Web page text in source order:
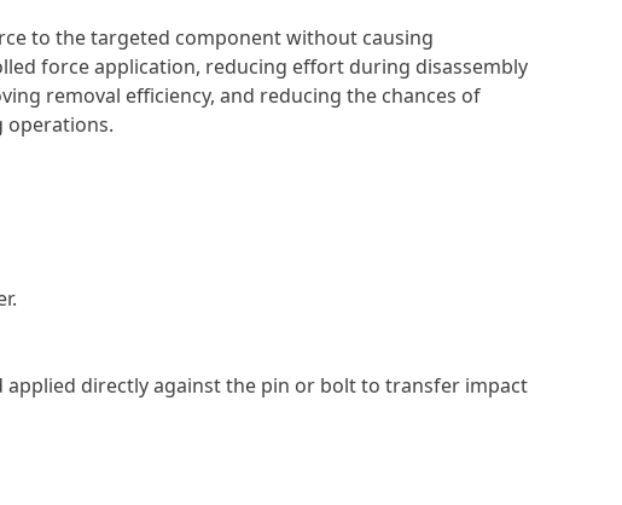
to the targeted component without causing
force application, reducing effort during disassembly
removal efficiency, and reducing the chances of
operations.
applied directly against the pin or bolt to transfer impact